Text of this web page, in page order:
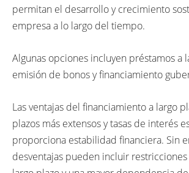
permitan el desarrollo y crecimiento
empresa a lo largo del tiempo.
Algunas opciones incluyen préstamos a
emisión de bonos y financiamiento
Las ventajas del financiamiento a largo
plazos más extensos y tasas de interés
proporciona estabilidad financiera. Sin
desventajas pueden incluir